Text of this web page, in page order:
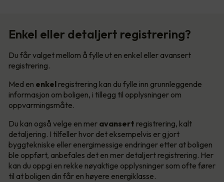
Enkel eller detaljert registrering?
Du får valget mellom å fylle ut en enkel eller avansert
registrering.
Med en enkel registrering kan du fylle inn grunnleggende
informasjon om boligen, i tillegg til opplysninger om
oppvarmingsmåte.
Du kan også velge en mer avansert registrering, kalt
detaljering. I tilfeller hvor det eksempelvis er gjort
byggtekniske eller energimessige endringer etter at boligen
ble oppført, anbefales det en mer detaljert registrering. Her
kan du oppgi en rekke nøyaktige opplysninger som ofte fører
til at boligen din får en høyere energiklasse.